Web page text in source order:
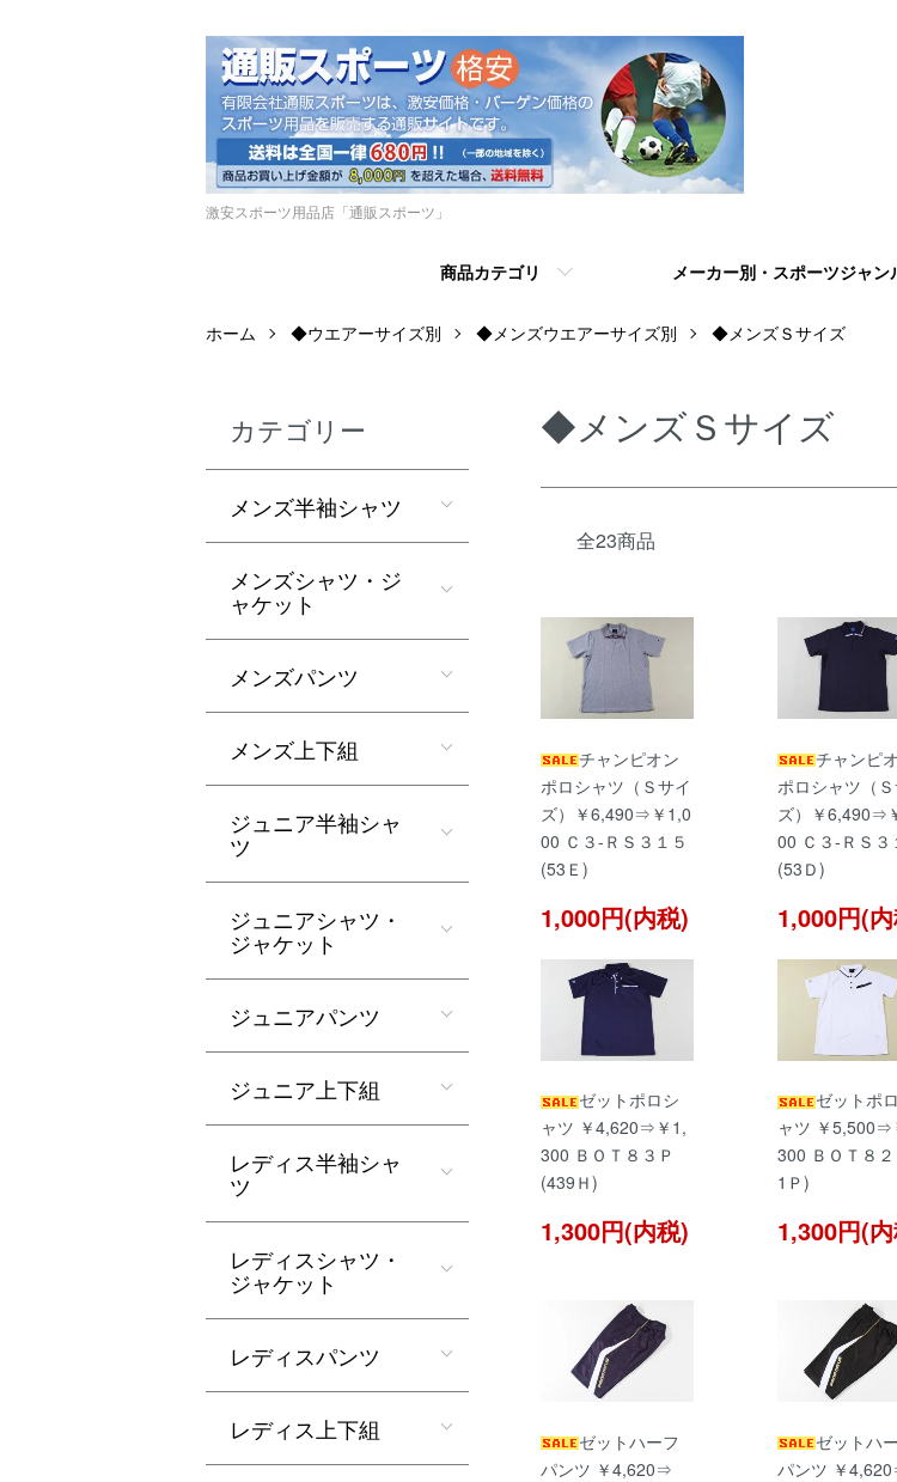
激安スポーツ用品店「通販スポーツ」
商品カテゴリ メーカー別・スポーツジャン
ホーム ◆ウエアーサイズ別 ◆メンズウエアーサイズ別 ◆メンズＳサイズ
◆メンズＳサイズ
全23商品
チャンピオン
ポロシャツ（Ｓサイ
ズ）￥6,490⇒￥1,0
00 Ｃ３-ＲＳ３１５
(53Ｅ)
1,000円(内税)
チャンピ
ポロシャツ（
ズ）￥6,490⇒
00 Ｃ３-ＲＳ３
(53Ｄ)
1,000円(
ゼットポロシ
ャツ ￥4,620⇒￥1,
300 ＢＯＴ８３Ｐ
(439Ｈ)
1,300円(内税)
ゼットポ
ャツ ￥5,500⇒
300 ＢＯＴ８
1Ｐ)
1,300円(
ゼットハーフ
パンツ ￥4,620⇒
ゼットハ
パンツ ￥
カテゴリー
メンズ半袖シャツ
メンズシャツ・ジ
ャケット
メンズパンツ
メンズ上下組
ジュニア半袖シャ
ツ
ジュニアシャツ・
ジャケット
ジュニアパンツ
ジュニア上下組
レディス半袖シャ
ツ
レディスシャツ・
ジャケット
レディスパンツ
レディス上下組